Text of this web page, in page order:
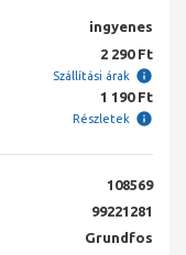
ingyenes
2 290 Ft
Szállítási árak
1 190 Ft
Részletek
108569
99221281
Grundfos